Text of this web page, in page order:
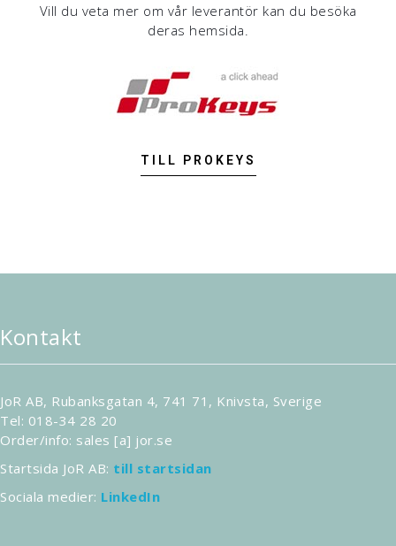
Vill du veta mer om vår leverantör kan du besöka
deras hemsida.
TILL PROKEYS
Kontakt
JoR AB, Rubanksgatan 4, 741 71, Knivsta, Sverige
Tel: 018-34 28 20
Order/info: sales [a] jor.se
Startsida JoR AB: till startsidan
Sociala medier: LinkedIn